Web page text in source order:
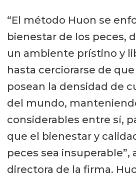
“El método Huon se
bienestar de los peces,
un ambiente prístino y
hasta cerciorarse de
posean la densidad de
del mundo,
considerables entre sí,
que el bienestar y
peces sea insuperable”,
directora de la firma.